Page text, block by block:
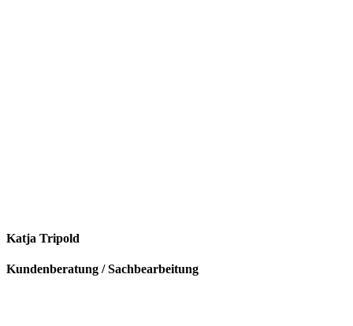
Katja Tripold
Kundenberatung / Sachbearbeitung